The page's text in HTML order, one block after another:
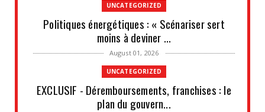
UNCATEGORIZED
Politiques énergétiques : « Scénariser sert
moins à deviner ...
August 01, 2026
UNCATEGORIZED
EXCLUSIF - Déremboursements, franchises : le
plan du gouvern...